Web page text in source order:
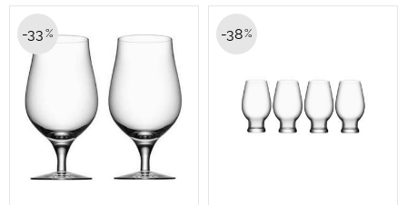
33 % 38%